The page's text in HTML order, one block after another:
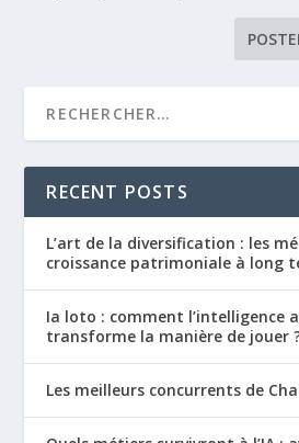
RECENT POSTS
L’art de la diversification : les
croissance patrimoniale à long
Ia loto : comment l’intelligence
transforme la manière de jouer
Les meilleurs concurrents de